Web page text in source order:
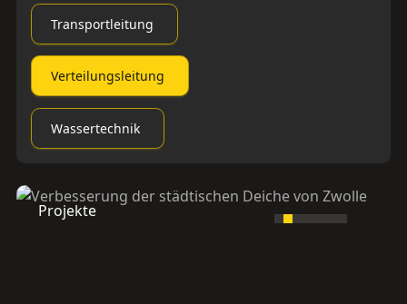
Transportleitung
Verteilungsleitung
Wassertechnik
Projekte